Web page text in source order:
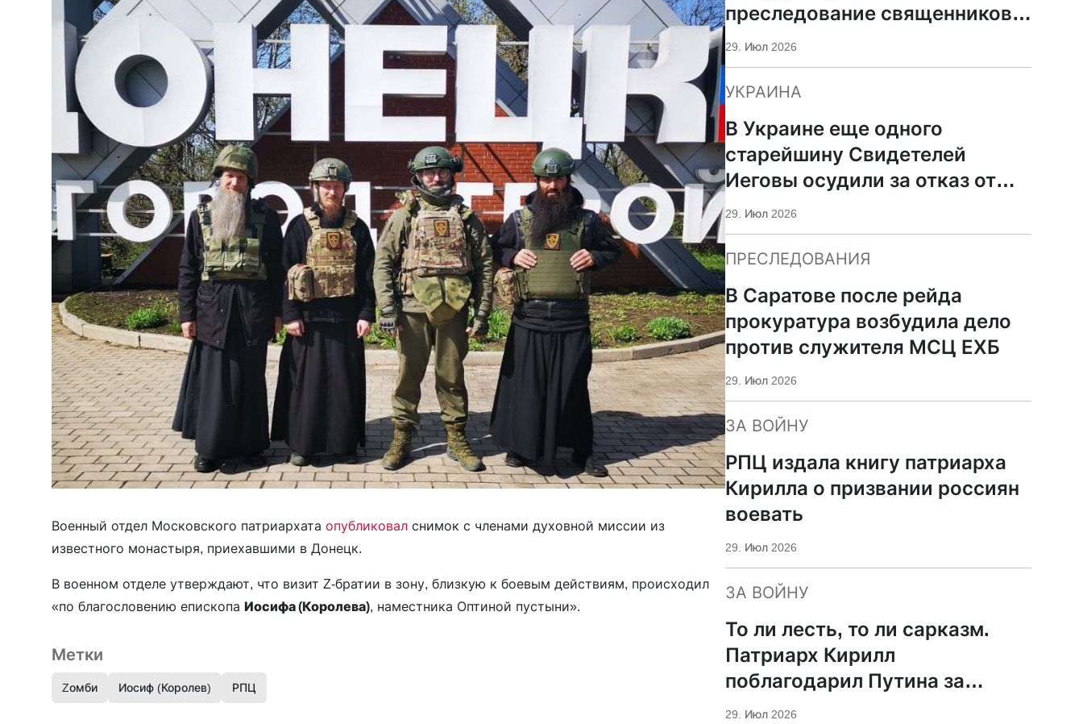
Военный отдел Московского патриархата опубликовал снимок с членами духовной миссии из
известного монастыря, приехавшими в Донецк.
В военном отделе утверждают, что визит Z-братии в зону, близкую к боевым действиям, происходил
«по благословению епископа Иосифа (Королева), наместника Оптиной пустыни».
Метки
Zомби Иосиф (Королев) РПЦ
преследование священников
ПЦУ
29. Июл 2026
УКРАИНА
В Украине еще одного
старейшину Свидетелей
Иеговы осудили за отказ от
мобилизации
29. Июл 2026
ПРЕСЛЕДОВАНИЯ
В Саратове после рейда
прокуратура возбудила дело
против служителя МСЦ ЕХБ
29. Июл 2026
ЗА ВОЙНУ
РПЦ издала книгу патриарха
Кирилла о призвании россиян
воевать
29. Июл 2026
ЗА ВОЙНУ
То ли лесть, то ли сарказм.
Патриарх Кирилл
поблагодарил Путина за
защиту суверенитета и
29. Июл 2026